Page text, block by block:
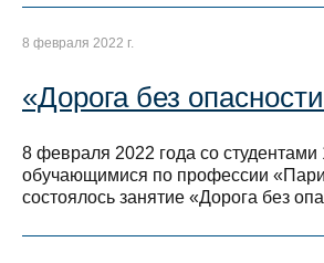
8 февраля 2022 г.
«Дорога без
8 февраля 2022 года со студентами
обучающимися по профессии
состоялось занятие «Дорога без